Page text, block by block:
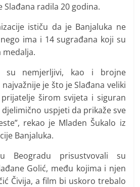
Slađana radila 20 godina.
ističu da je Banjaluka ne
ima i 14 sugrađana koji su
medalja.
su nemjerljivi, kao i brojne
je što je Slađana veliki
širom svijeta i siguran
uspjeti da prikaže sve
rekao je Mladen Šukalo iz
Banjaluka.
Beogradu prisustvovali su
Golić, među kojima i njen
Čivija, a film bi uskoro trebalo